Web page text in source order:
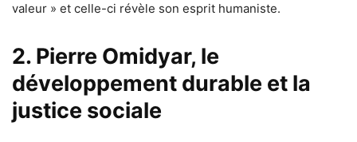
valeur » et celle-ci révèle son esprit humaniste.
2. Pierre Omidyar, le
développement durable et la
justice sociale